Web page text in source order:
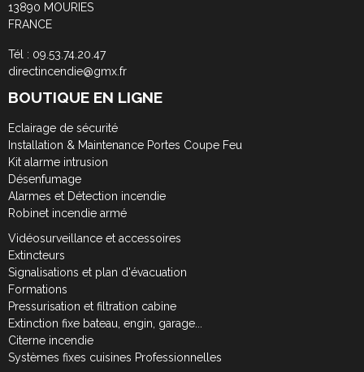
13890 MOURIES
FRANCE
Tél : 09.53.74.20.47
directincendie@gmx.fr
BOUTIQUE EN LIGNE
Eclairage de sécurité
Installation & Maintenance Portes Coupe Feu
Kit alarme intrusion
Désenfumage
Alarmes et Détection incendie
Robinet incendie armé
Vidéosurveillance et accessoires
Extincteurs
Signalisations et plan d'évacuation
Formations
Pressurisation et filtration cabine
Extinction fixe bateau, engin, garage...
Citerne incendie
Systèmes fixes cuisines Professionnelles